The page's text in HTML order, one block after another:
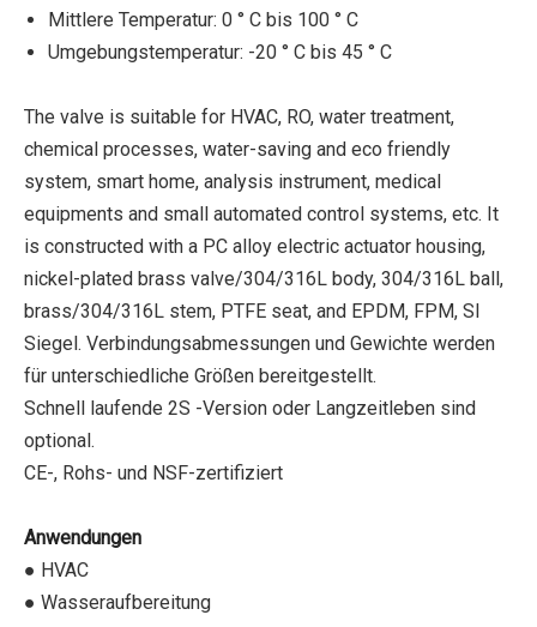
Mittlere Temperatur: 0 ° C bis 100 ° C
Umgebungstemperatur: -20 ° C bis 45 ° C
The valve is suitable for HVAC, RO, water treatment,
chemical processes, water-saving and eco friendly
system, smart home, analysis instrument, medical
equipments and small automated control systems, etc. It
is constructed with a PC alloy electric actuator housing,
nickel-plated brass valve/304/316L body, 304/316L ball,
brass/304/316L stem, PTFE seat, and EPDM, FPM, SI
Siegel. Verbindungsabmessungen und Gewichte werden
für unterschiedliche Größen bereitgestellt.
Schnell laufende 2S -Version oder Langzeitleben sind
optional.
CE-, Rohs- und NSF-zertifiziert
Anwendungen
● HVAC
● Wasseraufbereitung